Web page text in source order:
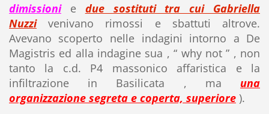
dimissionie due sostituti tra cui Gabriella
Nuzzivenivano rimossi e sbattuti altrove.
Avevano scoperto nelle indagini intorno a De
Magistris ed alla indagine sua , “ why not ” , non
tanto la c.d. P4 massonico affaristica e la
infiltrazione in Basilicata , ma una
organizzazione segreta e coperta, superiore).